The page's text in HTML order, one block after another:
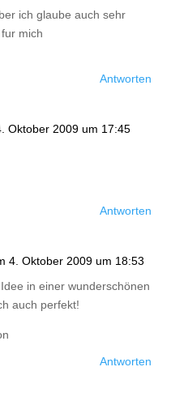
ich glaube auch sehr
mich
Antworten
Oktober 2009 um 17:45
Antworten
4. Oktober 2009 um 18:53
in einer wunderschönen
auch perfekt!
Antworten